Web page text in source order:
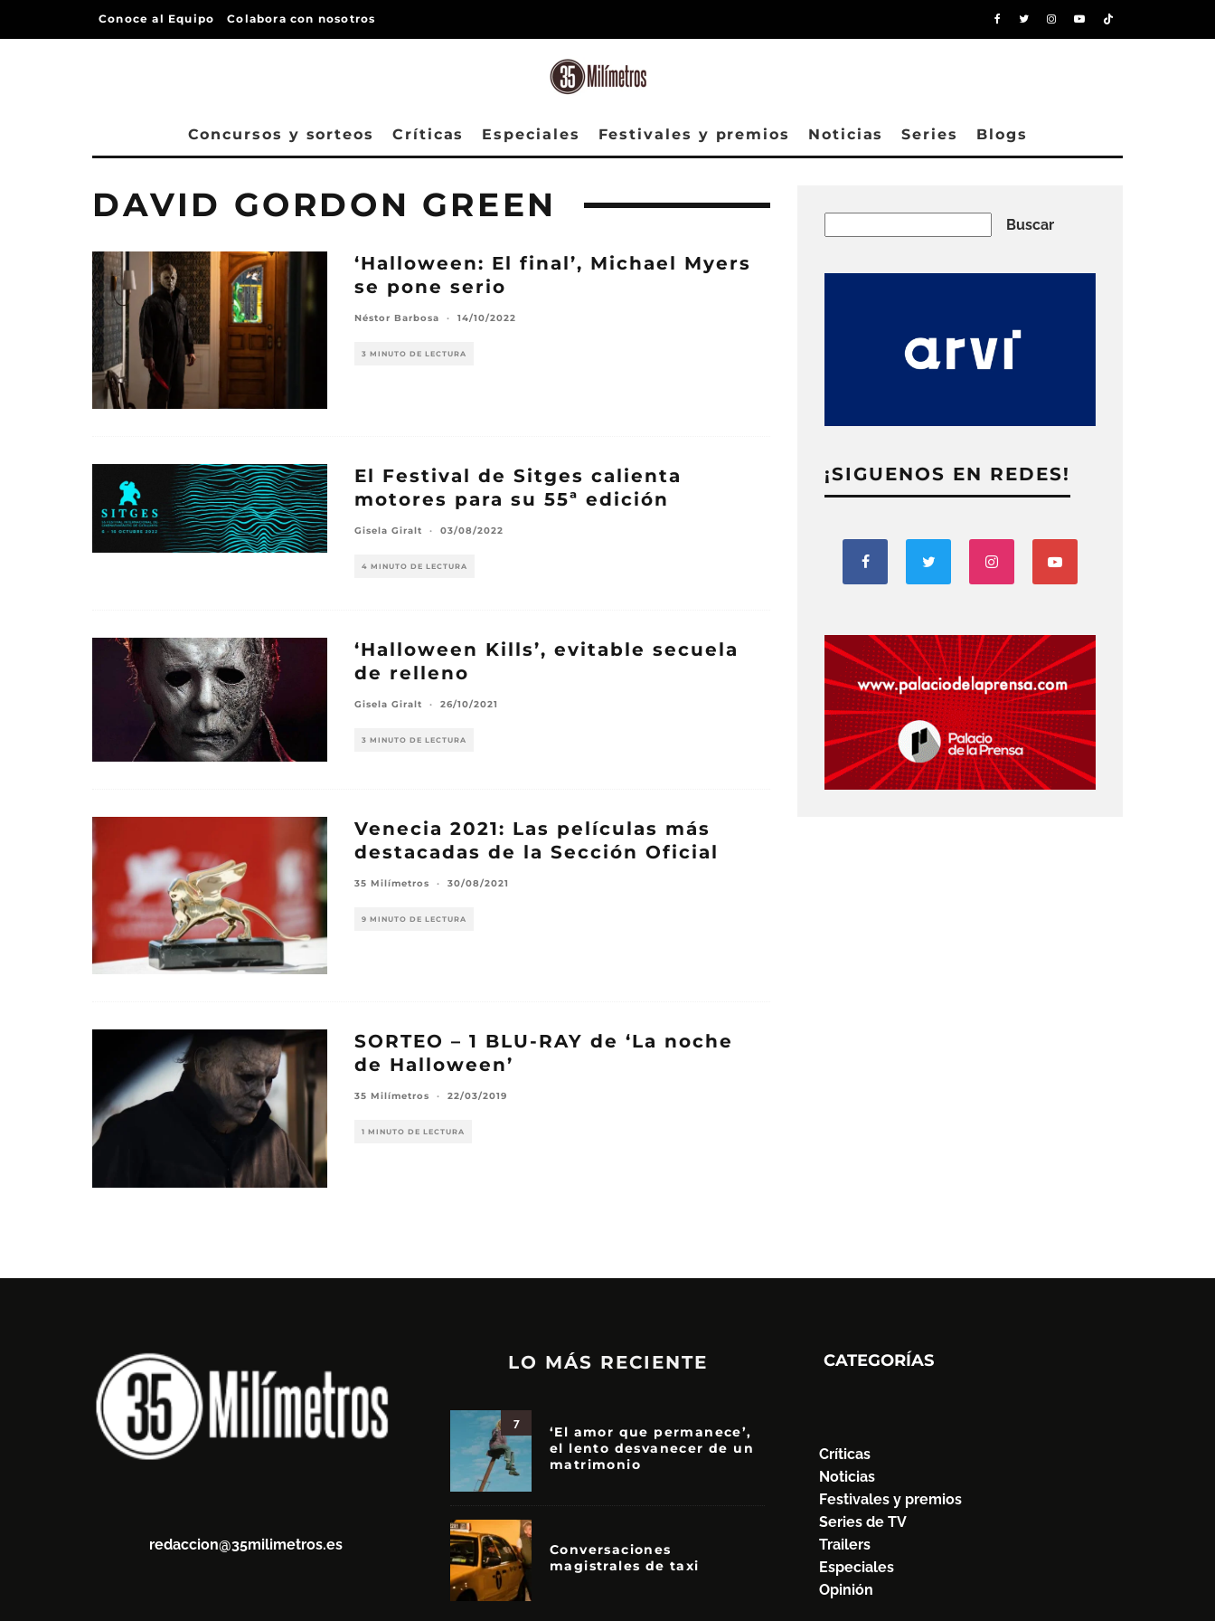
Conoce al Equipo Colabora con nosotros
Concursos y sorteos Críticas Especiales Festivales y premios Noticias Series Blogs
DAVID GORDON GREEN
‘Halloween: El final’, Michael Myers
se pone serio
Néstor Barbosa · 14/10/2022
3 MINUTO DE LECTURA
El Festival de Sitges calienta
motores para su 55ª edición
Gisela Giralt · 03/08/2022
4 MINUTO DE LECTURA
‘Halloween Kills’, evitable secuela
de relleno
Gisela Giralt · 26/10/2021
3 MINUTO DE LECTURA
Venecia 2021: Las películas más
destacadas de la Sección Oficial
35 Milímetros · 30/08/2021
9 MINUTO DE LECTURA
SORTEO – 1 BLU-RAY de ‘La noche
de Halloween’
35 Milímetros · 22/03/2019
1 MINUTO DE LECTURA
Buscar
¡SIGUENOS EN REDES!
redaccion@35milimetros.es
LO MÁS RECIENTE
7
‘El amor que permanece’,
el lento desvanecer de un
matrimonio
Conversaciones
magistrales de taxi
CATEGORÍAS
Críticas
Noticias
Festivales y premios
Series de TV
Trailers
Especiales
Opinión